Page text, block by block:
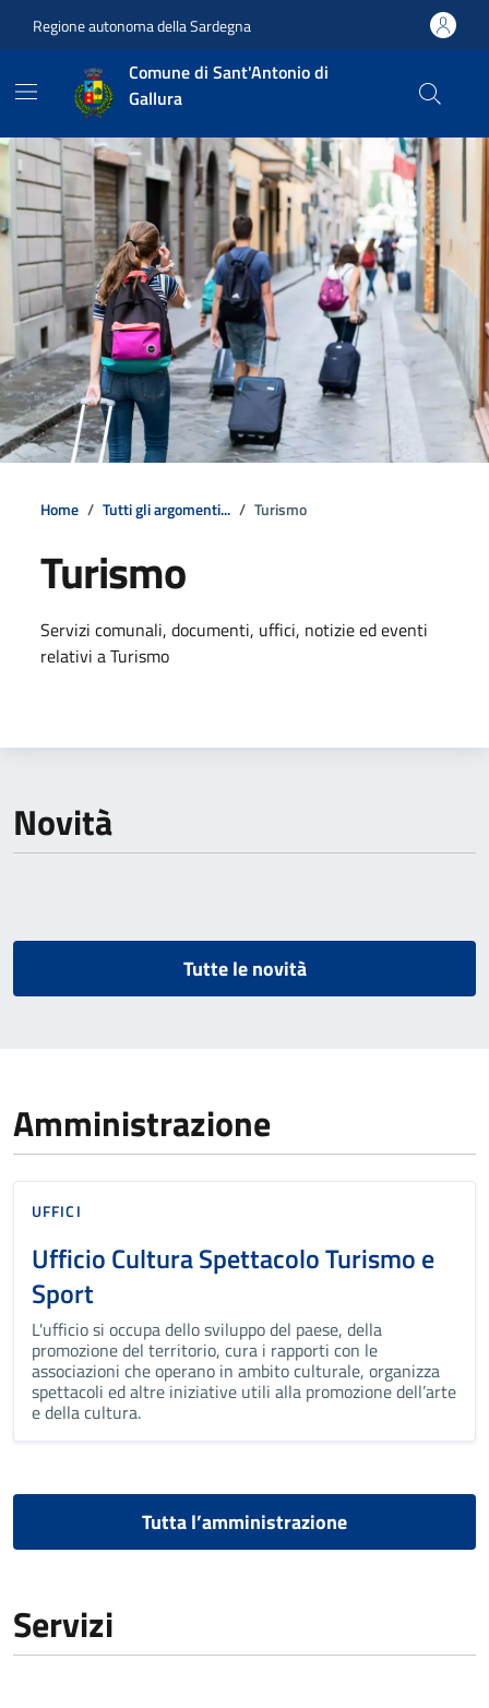
Regione autonoma della Sardegna
Comune di Sant'Antonio di
Gallura
Home Tutti gli argomenti... Turismo
Turismo
Dettagli della notizia
Servizi comunali, documenti, uffici, notizie ed eventi
relativi a Turismo
Novità
Tutte le novità
Amministrazione
UFFICI
Ufficio Cultura Spettacolo Turismo e
Sport
L'ufficio si occupa dello sviluppo del paese, della
promozione del territorio, cura i rapporti con le
associazioni che operano in ambito culturale, organizza
spettacoli ed altre iniziative utili alla promozione dell’arte
e della cultura.
Tutta l’amministrazione
Servizi